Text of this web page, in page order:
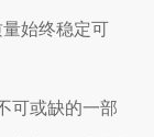
始终稳定可
可或缺的一部